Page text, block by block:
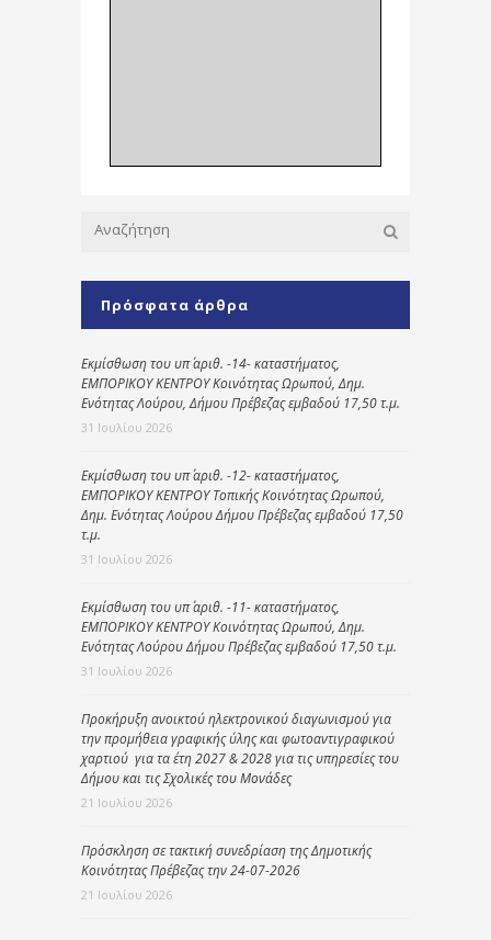
Πρόσφατα άρθρα
Εκμίσθωση του υπ΄ αριθ. -14- καταστήματος,
ΕΜΠΟΡΙΚΟΥ ΚΕΝΤΡΟΥ Κοινότητας Ωρωπού, Δημ.
Ενότητας Λούρου, Δήμου Πρέβεζας εμβαδού 17,50 τ.μ.
31 Ιουλίου 2026
Εκμίσθωση του υπ΄ αριθ. -12- καταστήματος,
ΕΜΠΟΡΙΚΟΥ ΚΕΝΤΡΟΥ Τοπικής Κοινότητας Ωρωπού,
Δημ. Ενότητας Λούρου Δήμου Πρέβεζας εμβαδού 17,50
τ.μ.
31 Ιουλίου 2026
Εκμίσθωση του υπ΄ αριθ. -11- καταστήματος,
ΕΜΠΟΡΙΚΟΥ ΚΕΝΤΡΟΥ Κοινότητας Ωρωπού, Δημ.
Ενότητας Λούρου Δήμου Πρέβεζας εμβαδού 17,50 τ.μ.
31 Ιουλίου 2026
Προκήρυξη ανοικτού ηλεκτρονικού διαγωνισμού για
την προμήθεια γραφικής ύλης και φωτοαντιγραφικού
χαρτιού για τα έτη 2027 & 2028 για τις υπηρεσίες του
Δήμου και τις Σχολικές του Μονάδες
21 Ιουλίου 2026
Πρόσκληση σε τακτική συνεδρίαση της Δημοτικής
Κοινότητας Πρέβεζας την 24-07-2026
21 Ιουλίου 2026